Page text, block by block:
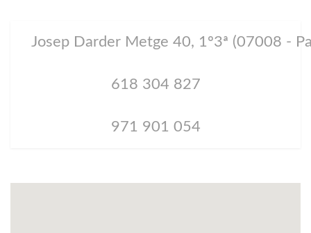
Josep Darder Metge 40, 1º3ª (07008 -
618 304 827
971 901 054